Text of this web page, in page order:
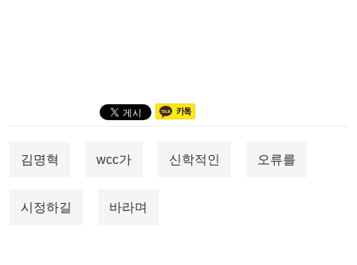
김명혁 wcc가 신학적인 오류를
시정하길 바라며